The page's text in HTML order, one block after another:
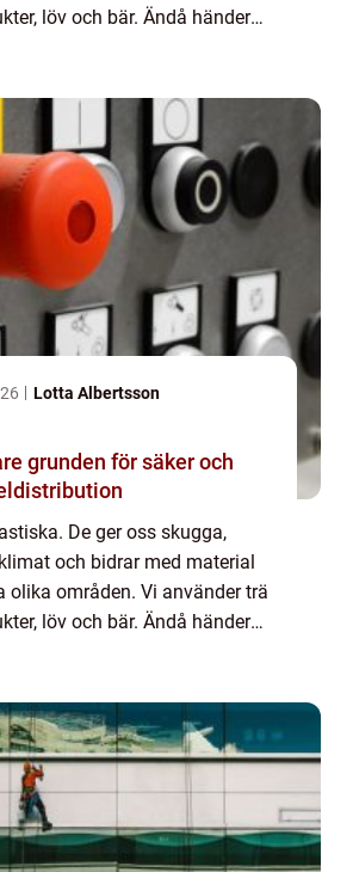
löv och bär. Ändå händer
Lotta Albertsson
och
De ger oss skugga,
och bidrar med material
olika områden. Vi använder trä
löv och bär. Ändå händer